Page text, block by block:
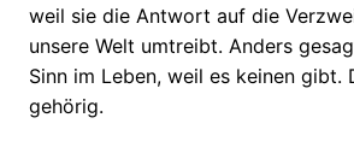
weil sie die Antwort auf die
unsere Welt umtreibt. Anders
Sinn im Leben, weil es keinen gibt.
gehörig.